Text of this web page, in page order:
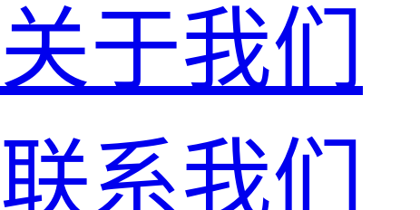
关于我们
联系我们